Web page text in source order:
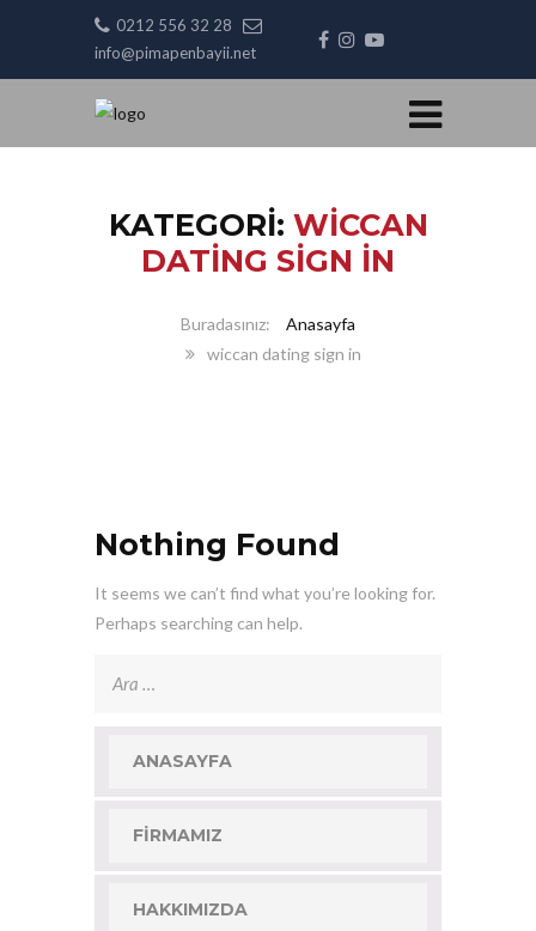
0212 556 32 28
info@pimapenbayii.net
KATEGORI: WICCAN
DATING SIGN IN
Anasayfa
wiccan dating sign in
Nothing Found
It seems we can’t find what you’re looking for.
Perhaps searching can help.
ANASAYFA
FIRMAMIZ
HAKKIMIZDA